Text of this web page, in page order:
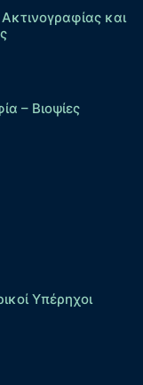
και
– Βιοψίες
Υπέρηχοι